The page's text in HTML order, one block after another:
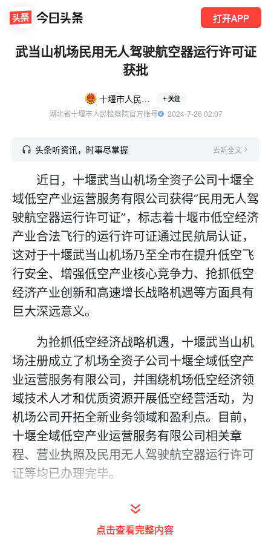
打开APP
武当山机场民用无人驾驶航空器运行许可证
获批
十堰市人民检察院 关注
湖北省十堰市人民检察院官方账号
  2024-7-26 02:07
头条听资讯，时事尽掌握 去听全文
近日，十堰武当山机场全资子公司十堰全
域低空产业运营服务有限公司获得“民用无人驾
驶航空器运行许可证”，标志着十堰市低空经济
产业合法飞行的运行许可证通过民航局认证，
这对于十堰武当山机场乃至全市在提升低空飞
行安全、增强低空产业核心竞争力、抢抓低空
经济产业创新和高速增长战略机遇等方面具有
巨大深远意义。
为抢抓低空经济战略机遇，十堰武当山机
场注册成立了机场全资子公司十堰全域低空产
业运营服务有限公司，并围绕机场低空经济领
域技术人才和优质资源开展低空经营活动，为
机场公司开拓全新业务领域和盈利点。目前，
十堰全域低空产业运营服务有限公司相关章
程、营业执照及民用无人驾驶航空器运行许可
证等均已办理完毕。
点击查看完整内容